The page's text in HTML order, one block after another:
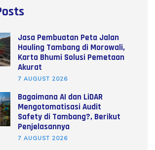
Jasa Pembuatan Peta Jalan
Hauling Tambang di Morowali,
Karta Bhumi Solusi Pemetaan
Akurat
7 AUGUST 2026
Bagaimana AI dan LiDAR
Mengotomatisasi Audit
Safety di Tambang?, Berikut
Penjelasannya
7 AUGUST 2026